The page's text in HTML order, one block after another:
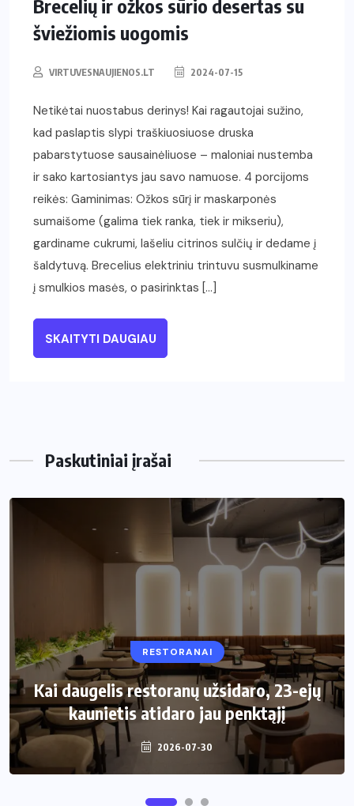
Brecelių ir ožkos sūrio desertas su
šviežiomis uogomis
VIRTUVESNAUJIENOS.LT 2024-07-15
Netikėtai nuostabus derinys! Kai ragautojai sužino,
kad paslaptis slypi traškiuosiuose druska
pabarstytuose sausainėliuose – maloniai nustemba
ir sako kartosiantys jau savo namuose. 4 porcijoms
reikės: Gaminimas: Ožkos sūrį ir maskarponės
sumaišome (galima tiek ranka, tiek ir mikseriu),
gardiname cukrumi, lašeliu citrinos sulčių ir dedame į
šaldytuvą. Brecelius elektriniu trintuvu susmulkiname
į smulkios masės, o pasirinktas […]
SKAITYTI DAUGIAU
Paskutiniai įrašai
RESTORANAI
Kai daugelis restoranų užsidaro, 23-ejų
kaunietis atidaro jau penktąjį
2026-07-30
VIRTUVĖ
Kaip pasirinkti šiukšliadėžę mažai
virtuvei?
2026-06-25